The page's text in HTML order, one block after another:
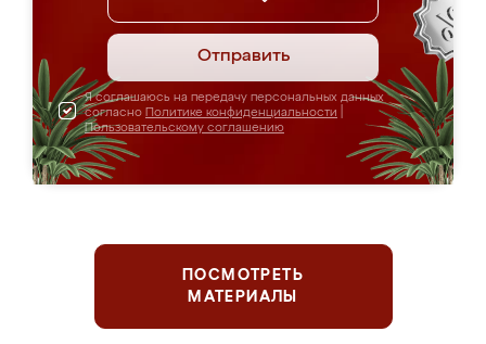
Отправить
Я соглашаюсь на передачу персональных данных
согласно Политике конфиденциальности
Пользовательскому соглашению
ПОСМОТРЕТЬ
МАТЕРИАЛЫ